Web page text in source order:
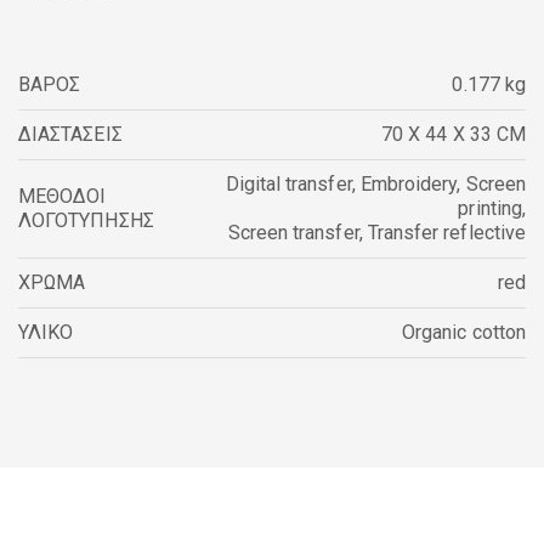
ΒΑΡΟΣ 0.177 kg
ΔΙΑΣΤΑΣΕΙΣ 70 X 44 X 33 CM
ΜΕΘΟΔΟΙ
ΛΟΓΟΤΥΠΗΣΗΣ
Digital transfer, Embroidery, Screen
printing,
Screen transfer, Transfer reflective
ΧΡΩΜΑ red
ΥΛΙΚΟ Organic cotton